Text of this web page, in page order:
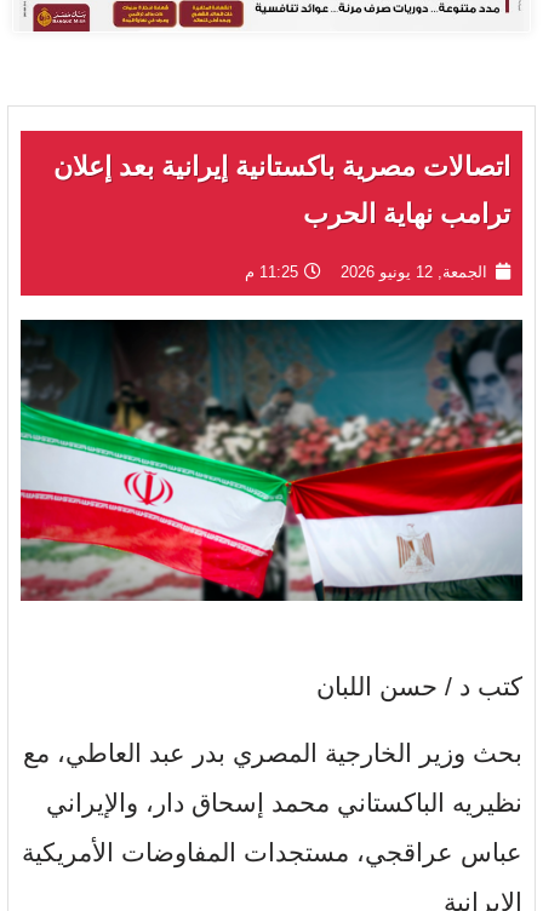
اتصالات مصرية باكستانية إيرانية بعد إعلان
ترامب نهاية الحرب
الجمعة, 12 يونيو 2026 11:25 م
كتب د / حسن اللبان
بحث وزير الخارجية المصري بدر عبد العاطي، مع
نظيريه الباكستاني محمد إسحاق دار، والإيراني
عباس عراقجي، مستجدات المفاوضات الأمريكية
الإيرانية